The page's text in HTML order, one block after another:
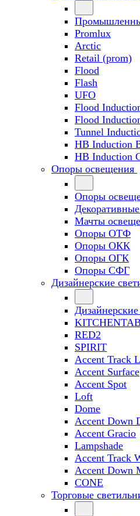
Promlux
Arctic
Retail (prom)
Flood
Flash
UFO
Flood
Flood
Tunnel
HB Induction
HB Induction
Опоры освещения
Опоры
Мачты
Опоры ОТФ
Опоры ОКК
Опоры ОГК
Опоры СФГ
Дизайнерские
RED2
SPIRIT
Accent Track
Accent Surface
Accent Spot
Loft
Dome
Accent Down
Accent Gracio
Lampshade
Accent Track
Accent Down
CONE
Торговые